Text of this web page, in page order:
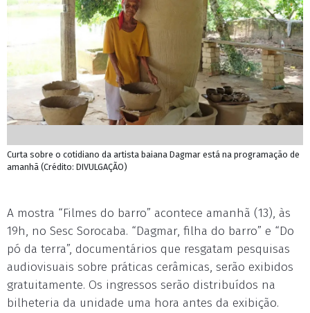
Curta sobre o cotidiano da artista baiana Dagmar está na programação de
amanhã (Crédito: DIVULGAÇÃO)
A mostra “Filmes do barro” acontece amanhã (13), às
19h, no Sesc Sorocaba. “Dagmar, filha do barro” e “Do
pó da terra”, documentários que resgatam pesquisas
audiovisuais sobre práticas cerâmicas, serão exibidos
gratuitamente. Os ingressos serão distribuídos na
bilheteria da unidade uma hora antes da exibição.